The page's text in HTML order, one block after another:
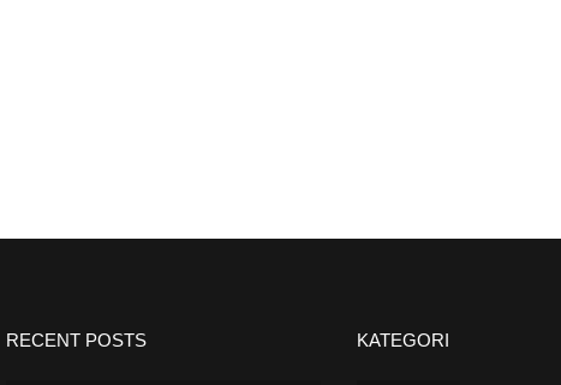
RECENT POSTS KATEGORI